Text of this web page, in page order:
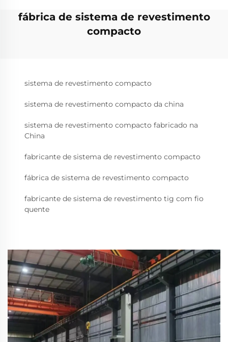
fábrica de sistema de revestimento
compacto
sistema de revestimento compacto
sistema de revestimento compacto da china
sistema de revestimento compacto fabricado na
China
fabricante de sistema de revestimento compacto
fábrica de sistema de revestimento compacto
fabricante de sistema de revestimento tig com fio
quente